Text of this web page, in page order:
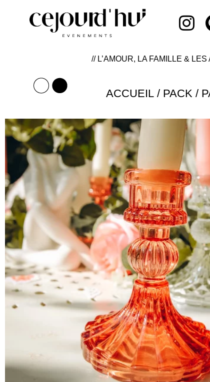
// L’AMOUR, LA FAMILLE & LES
ACCUEIL/ PACK/